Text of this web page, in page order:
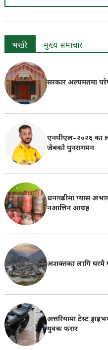
भर्खरै मुख्य समाचार
सरकार अल्पमतमा
एनपीएल–२०२६ का
जैबको पुनरागमन
धनगढीमा ग्यास
नआत्तिन आग्रह
अशक्तका लागि घरमै
अत्तरियामा टेस्ट
युवक फरार